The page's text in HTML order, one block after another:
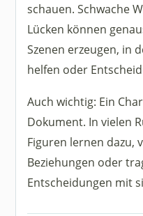
schauen. Schwache
Lücken können
Szenen erzeugen, in
helfen oder
Auch wichtig: Ein
Dokument. In vielen
Figuren lernen dazu,
Beziehungen oder
Entscheidungen mit